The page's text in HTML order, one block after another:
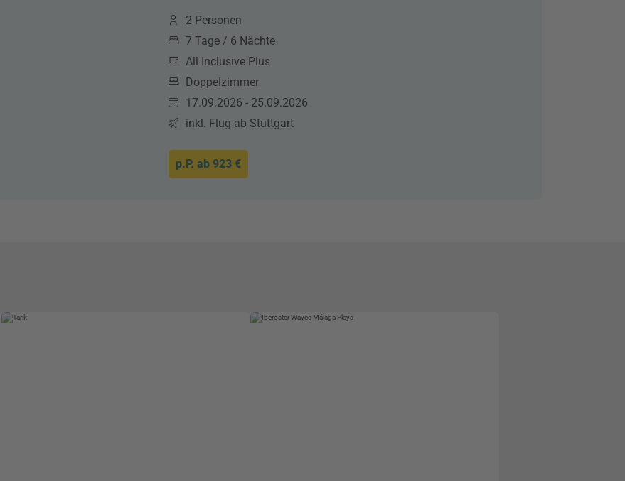
2 Personen
7 Tage / 6 Nächte
All Inclusive Plus
Doppelzimmer
17.09.2026 - 25.09.2026
inkl. Flug ab Stuttgart
p.P. ab 923 €